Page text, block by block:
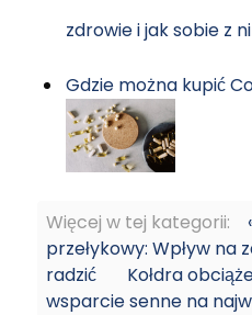
zdrowie i jak sobie z
Gdzie można kupić
Więcej w tej kategorii:
przełykowy: Wpływ na
radzić
Kołdra
wsparcie senne na